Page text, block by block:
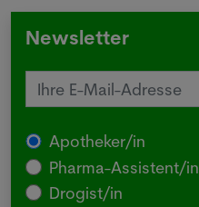
Newsletter
Apotheker/in
Pharma-Assistent/in
Drogist/in